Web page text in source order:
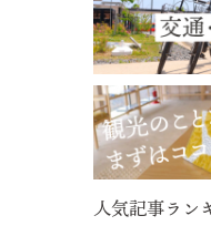
人気記事ラン